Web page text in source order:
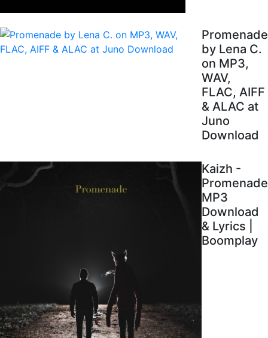
Promenade
by Lena C.
on MP3,
WAV,
FLAC, AIFF
& ALAC at
Juno
Download
Kaizh -
Promenade
MP3
Download
& Lyrics |
Boomplay